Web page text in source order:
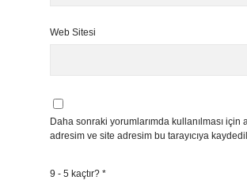
Web Sitesi
Daha sonraki yorumlarımda kullanılması için
adresim ve site adresim bu tarayıcıya
9 - 5 kaçtır? *